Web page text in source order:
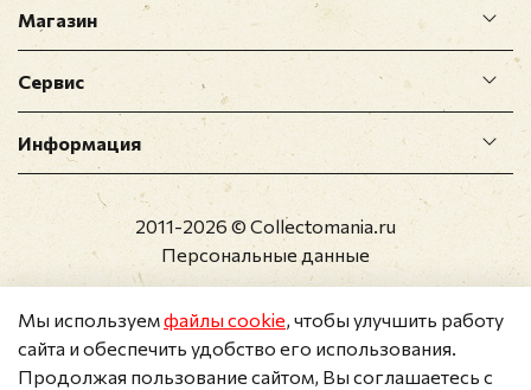
Магазин
Сервис
Информация
2011-2026 © Collectomania.ru
Персональные данные
Мы используемфайлы cookie, чтобы улучшить работу
сайта и обеспечить удобство его использования.
Продолжая пользование сайтом, Вы соглашаетесь с